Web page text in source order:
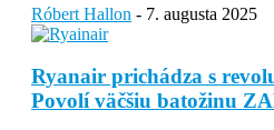
Róbert Hallon - 7. augusta 2025
Ryanair prichádza s
Povolí väčšiu batožinu